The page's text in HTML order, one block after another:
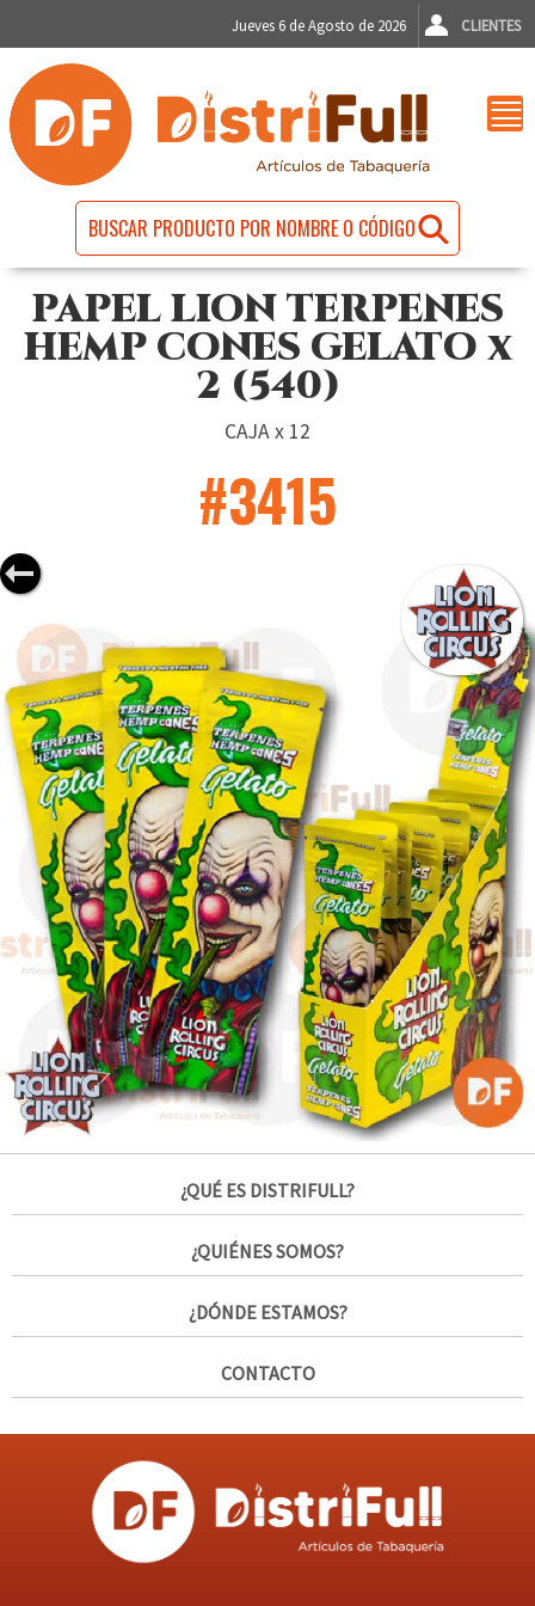
Jueves 6 de Agosto de 2026 CLIENTES
PAPEL LION TERPENES
HEMP CONES GELATO x
2 (540)
CAJA x 12
#3415
¿QUÉ ES DISTRIFULL?
¿QUIÉNES SOMOS?
¿DÓNDE ESTAMOS?
CONTACTO